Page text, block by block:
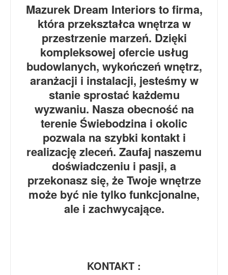
Mazurek Dream Interiors to firma,
która przekształca wnętrza w
przestrzenie marzeń. Dzięki
kompleksowej ofercie usług
budowlanych, wykończeń wnętrz,
aranżacji i instalacji, jesteśmy w
stanie sprostać każdemu
wyzwaniu. Nasza obecność na
terenie Świebodzina i okolic
pozwala na szybki kontakt i
realizację zleceń. Zaufaj naszemu
doświadczeniu i pasji, a
przekonasz się, że Twoje wnętrze
może być nie tylko funkcjonalne,
ale i zachwycające.
KONTAKT :